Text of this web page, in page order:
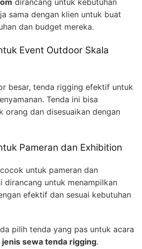
dirancang untuk kebutuhan
sama dengan klien untuk buat
dan budget mereka.
Event Outdoor Skala
besar, tenda rigging efektif untuk
Tenda ini bisa
orang dan disesuaikan dengan
Pameran dan Exhibition
untuk pameran dan
dirancang untuk menampilkan
efektif dan sesuai kebutuhan
pilih tenda yang pas untuk acara
jenis sewa tenda rigging.